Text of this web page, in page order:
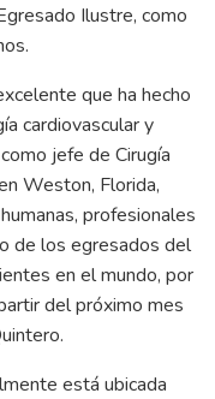
Ilustre, como
que ha hecho
cardiovascular y
jefe de Cirugía
Weston, Florida,
profesionales
de los egresados del
en el mundo, por
del próximo mes
está ubicada